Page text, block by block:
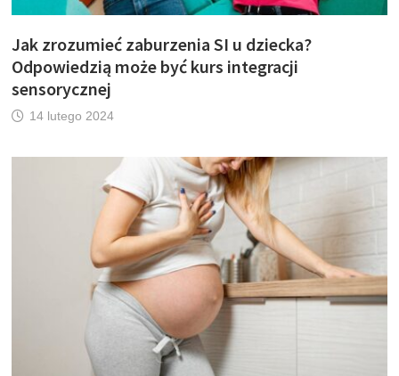
Jak zrozumieć zaburzenia SI u dziecka?
Odpowiedzią może być kurs integracji
sensorycznej
14 lutego 2024